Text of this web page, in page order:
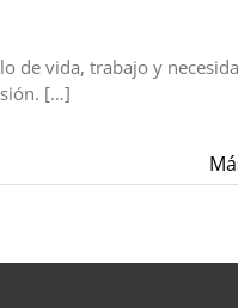
de vida, trabajo y
[…]